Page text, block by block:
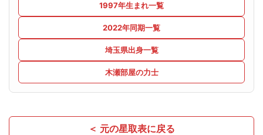
1997年生まれ一覧
2022年同期一覧
埼玉県出身一覧
木瀬部屋の力士
＜ 元の星取表に戻る